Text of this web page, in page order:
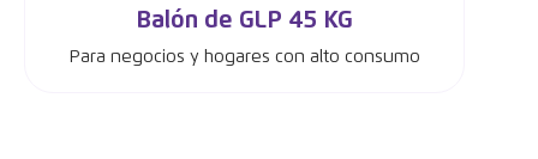
Balón de GLP 45 KG
Para negocios y hogares con alto consumo